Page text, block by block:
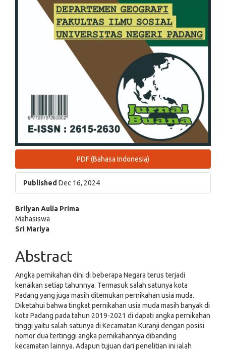
PDF (Bahasa Indonesia)
Published Dec 16, 2024
Main
Article
Brilyan Aulia Prima
Mahasiswa
Sri Mariya
Abstract
Angka pernikahan dini di beberapa Negara terus terjadi
kenaikan setiap tahunnya. Termasuk salah satunya kota
Padang yang juga masih ditemukan pernikahan usia muda.
Diketahui bahwa tingkat pernikahan usia muda masih banyak di
kota Padang pada tahun 2019-2021 di dapati angka pernikahan
tinggi yaitu salah satunya di Kecamatan Kuranji dengan posisi
nomor dua tertinggi angka pernikahannya dibanding
kecamatan lainnya. Adapun tujuan dari penelitian ini ialah